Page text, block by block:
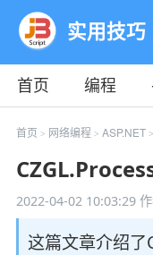
实用技巧
首页 编程
教程
平面
首页 > 网络编程 > ASP.NET >
2022-04-02 10:03:29作
这篇文章介绍